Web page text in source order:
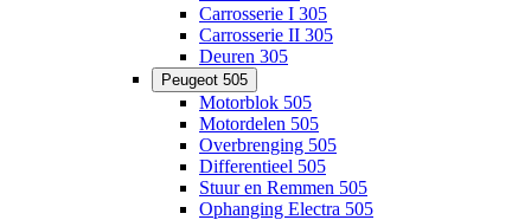
Carrosserie I 305
Carrosserie II 305
Deuren 305
Peugeot 505
Motorblok 505
Motordelen 505
Overbrenging 505
Differentieel 505
Stuur en Remmen 505
Ophanging Electra 505